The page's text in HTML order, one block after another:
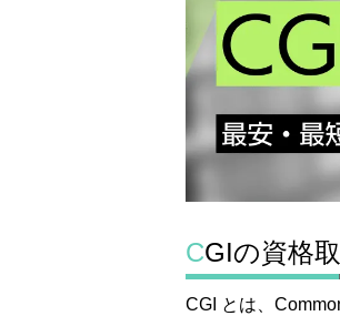
CGIの資格
CGI とは、